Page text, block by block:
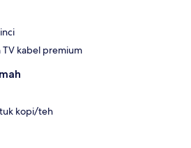
TV kabel premium
kopi/teh